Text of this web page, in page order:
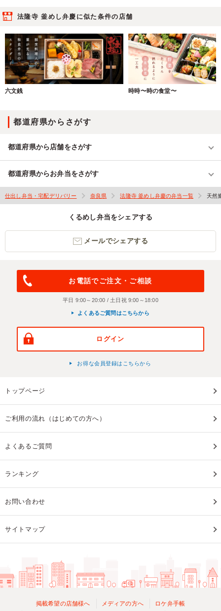
法隆寺 釜めし弁慶に似た条件の店舗
六文銭 時時〜時の食堂〜
都道府県からさがす
都道府県から店舗をさがす
都道府県からお弁当をさがす
仕出し弁当・宅配デリバリー 奈良県 法隆寺 釜めし弁慶の弁当一覧 天然
くるめし弁当をシェアする
メールでシェアする
お電話でご注文・ご相談
平日 9:00～20:00 / 土日祝 9:00～18:00
よくあるご質問はこちらから
ログイン
お得な会員登録はこちらから
トップページ
ご利用の流れ（はじめての方へ）
よくあるご質問
ランキング
お問い合わせ
サイトマップ
掲載希望の店舗様へ メディアの方へ ロケ弁手帳